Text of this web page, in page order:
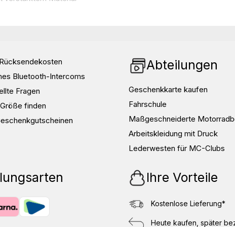
und Hüften
sich am meisten
von E.I. du Pont de
Bluetooth-Intercoms
Fragen
finden
Abteilungen
Geschenkkarte kaufen
Fahrschule
Maßgeschneiderte
Arbeitskleidung mit Druck
Lederwesten für MC-Clubs
Ihre Vorteile
Kostenlose Lieferung*
Heute kaufen, später